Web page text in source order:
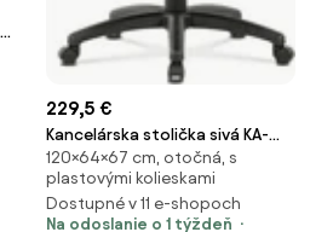
229,5 €
Kancelárska stolička sivá KA-
Y350 GREY
120×64×67 cm, otočná, s
plastovými kolieskami
Dostupné v 11 e-shopoch
Na odoslanie o 1 týždeň